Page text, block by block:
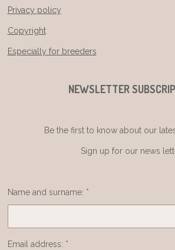
Privacy policy
Copyright
Especially for breeders
NEWSLETTER
Be the first to know about our
Sign up for our news
Name and surname: *
Email address: *